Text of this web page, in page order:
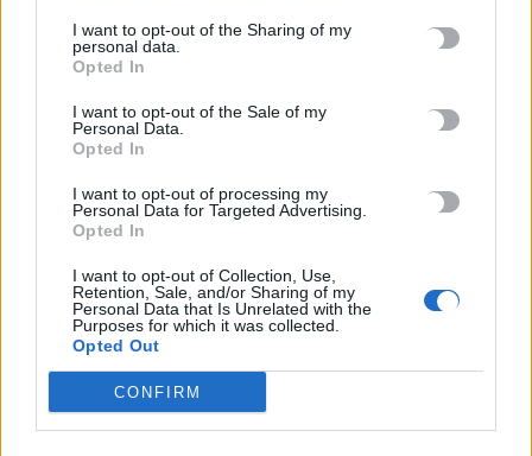
I want to opt-out of the Sharing of my
personal data.
Opted In
I want to opt-out of the Sale of my
Personal Data.
Opted In
I want to opt-out of processing my
Personal Data for Targeted Advertising.
Opted In
I want to opt-out of Collection, Use,
Retention, Sale, and/or Sharing of my
Personal Data that Is Unrelated with the
Purposes for which it was collected.
Opted Out
CONFIRM
Σοκαριστικές αποκαλύψεις του FBI μετά το Μουντιάλ: «Θα
7 Αυγούστου, 2026
ΗΠΑ: Δασκάλα χορού κατηγορείται για σεξουαλική
κακοποίηση δύο ανήλικων μαθητών της
Το Ελληνικό Μεσογειακό Πανεπιστήμιο εκδίδει ηλεκτρονικά
τα Πρακτικά του Διεπιστημονικού Συνεδρίου «Ρένα
Κυριακού»
7 Αυγούστου, 2026